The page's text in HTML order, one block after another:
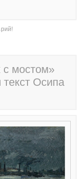
с мостом»
Осипа